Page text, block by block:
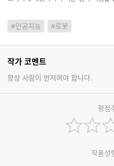
#인공지능 #로봇
작가 코멘트
항상 사람이 먼저여야 합니다.
평점
작품성